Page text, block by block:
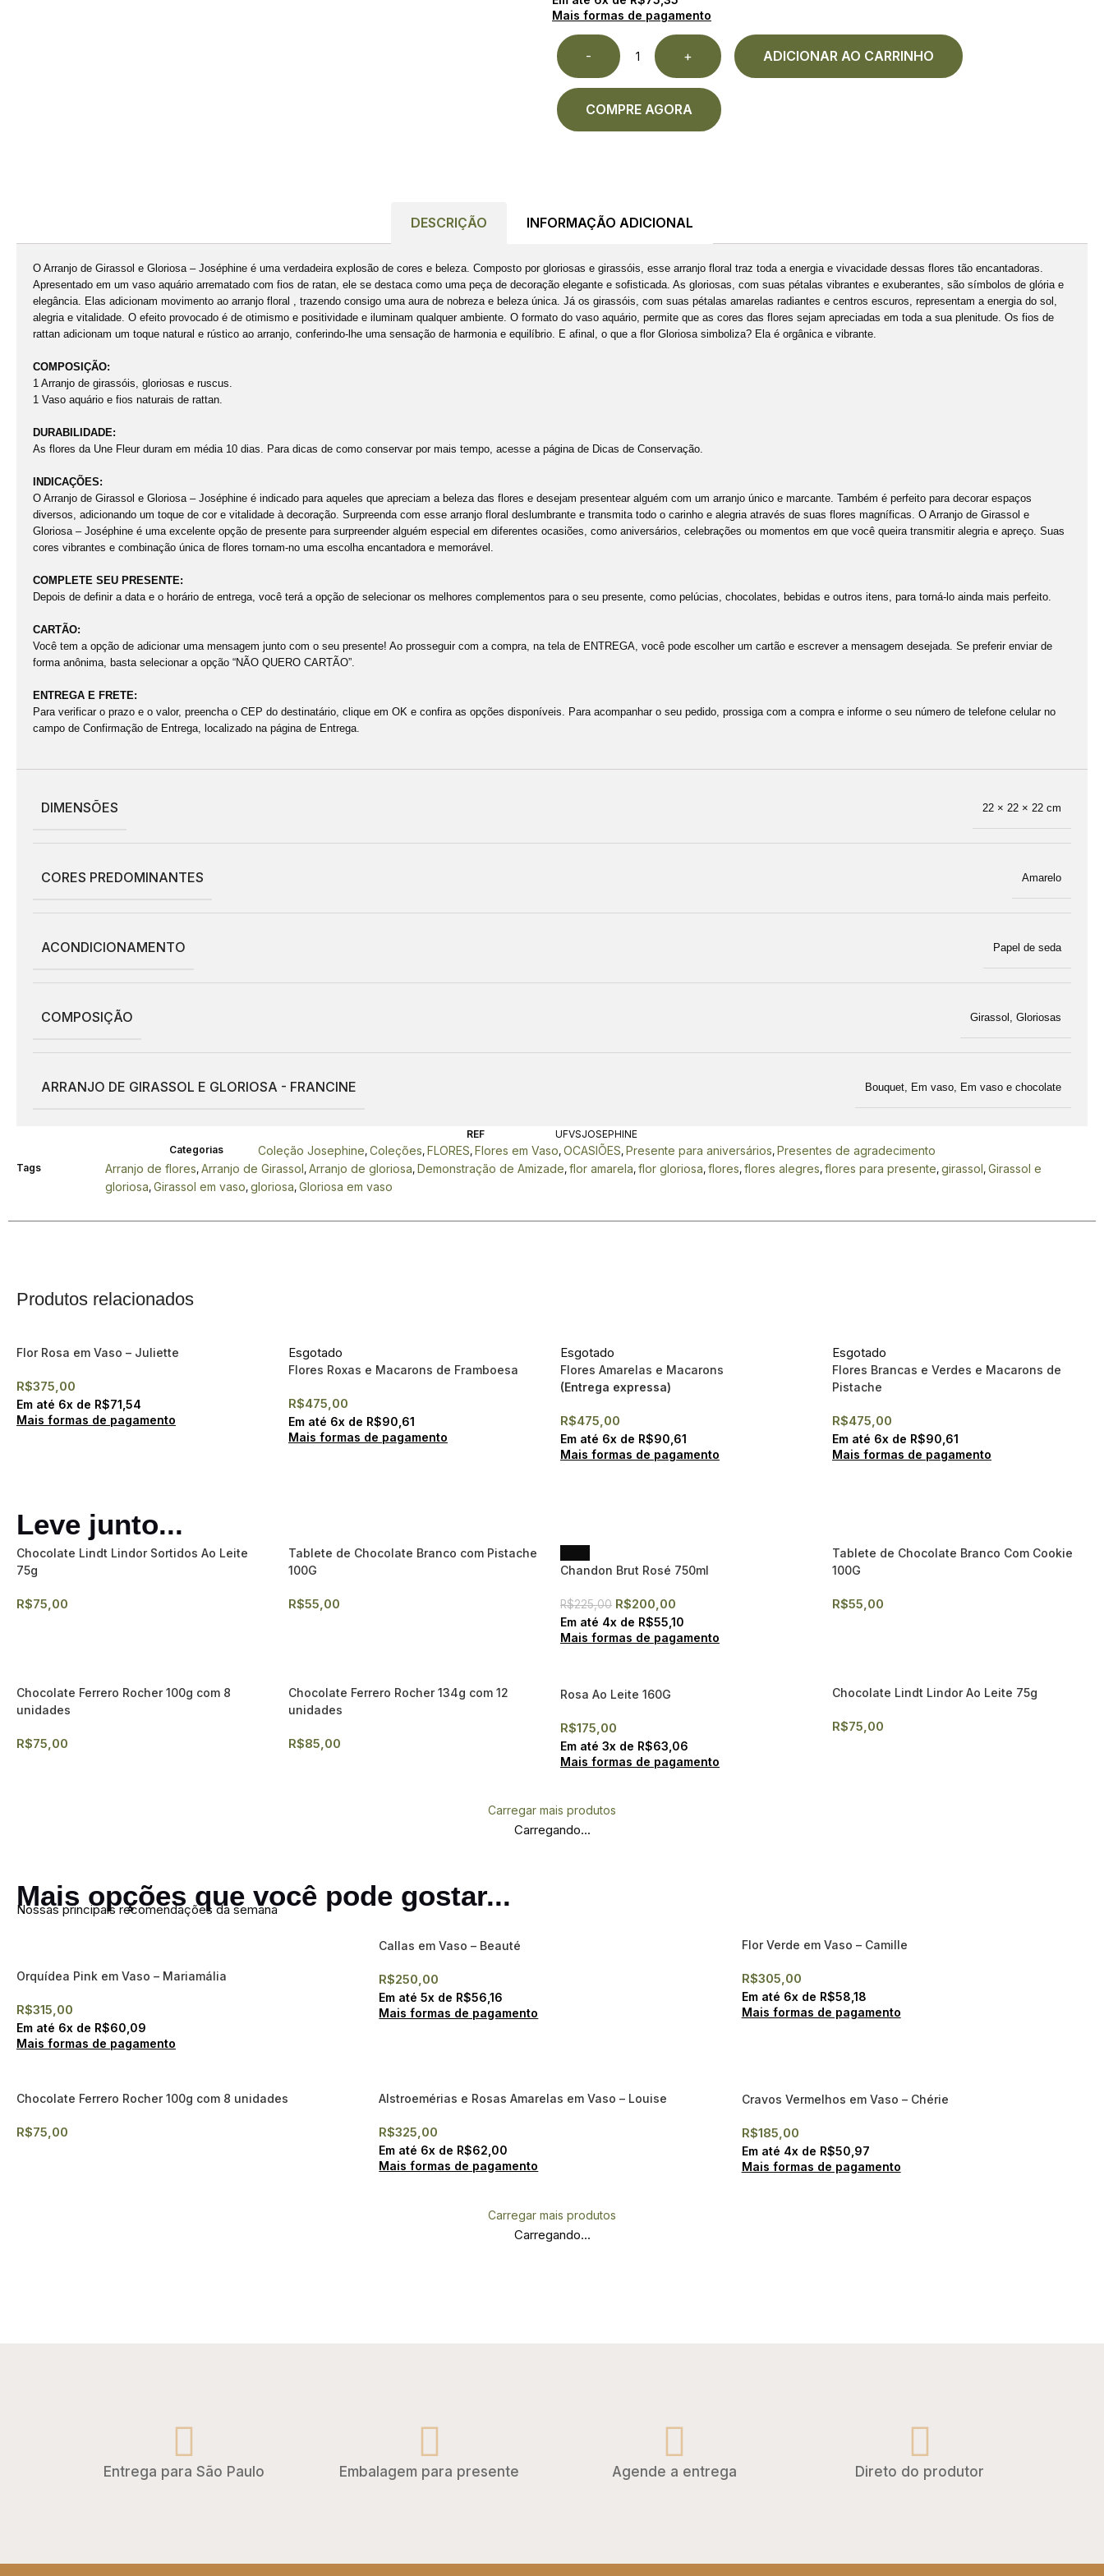
Mais formas de pagamento
- + ADICIONAR AO CARRINHO
COMPRE AGORA
Produtos relacionados
Flor Rosa em Vaso – Juliette
R$375,00
Em até 6x de R$71,54
Mais formas de pagamento
Esgotado
Flores Roxas e Macarons de Framboesa
R$475,00
Em até 6x de R$90,61
Mais formas de pagamento
Esgotado
Flores Amarelas e Macarons
(Entrega expressa)
R$475,00
Em até 6x de R$90,61
Mais formas de pagamento
Esgotado
Flores Brancas e Verdes e Macarons de
Pistache
R$475,00
Em até 6x de R$90,61
Mais formas de pagamento
Leve junto...
Chocolate Lindt Lindor Sortidos Ao Leite
75g
R$75,00
Tablete de Chocolate Branco com Pistache
100G
R$55,00
Chandon Brut Rosé 750ml
R$225,00 R$200,00
Em até 4x de R$55,10
Mais formas de pagamento
Tablete de Chocolate Branco Com Cookie
100G
R$55,00
Chocolate Ferrero Rocher 100g com 8
unidades
R$75,00
Chocolate Ferrero Rocher 134g com 12
unidades
R$85,00
Rosa Ao Leite 160G
R$175,00
Em até 3x de R$63,06
Mais formas de pagamento
Chocolate Lindt Lindor Ao Leite 75g
R$75,00
Carregar mais produtos
Carregando...
Mais opções que você pode gostar...
Nossas principais recomendações da semana
Orquídea Pink em Vaso – Mariamália
R$315,00
Em até 6x de R$60,09
Mais formas de pagamento
Callas em Vaso – Beauté
R$250,00
Em até5x de R$56,16
Mais formas de pagamento
Flor Verde em Vaso – Camille
R$305,00
Em até 6x de R$58,18
Mais formas de pagamento
Chocolate Ferrero Rocher 100g com 8 unidades
R$75,00
Alstroemérias e Rosas Amarelas em Vaso – Louise
R$325,00
Em até 6x de R$62,00
Mais formas de pagamento
Cravos Vermelhos em Vaso – Chérie
R$185,00
Em até 4x de R$50,97
Mais formas de pagamento
Carregar mais produtos
Carregando...
DESCRIÇÃO INFORMAÇÃO ADICIONAL
O Arranjo de Girassol e Gloriosa – Joséphine é uma verdadeira explosão de cores e beleza. Composto por gloriosas e girassóis, esse arranjo floral traz toda a energia e vivacidade dessas flores tão encantadoras.
Apresentado em um vaso aquário arrematado com fios de ratan, ele se destaca como uma peça de decoração elegante e sofisticada. As gloriosas, com suas pétalas vibrantes e exuberantes, são símbolos de glória e
elegância. Elas adicionam movimento ao arranjo floral , trazendo consigo uma aura de nobreza e beleza única. Já os girassóis, com suas pétalas amarelas radiantes e centros escuros, representam a energia do sol,
alegria e vitalidade. O efeito provocado é de otimismo e positividade e iluminam qualquer ambiente. O formato do vaso aquário, permite que as cores das flores sejam apreciadas em toda a sua plenitude. Os fios de
rattan adicionam um toque natural e rústico ao arranjo, conferindo-lhe uma sensação de harmonia e equilíbrio. E afinal, o que a flor Gloriosa simboliza? Ela é orgânica e vibrante.
COMPOSIÇÃO:
1 Arranjo de girassóis, gloriosas e ruscus.
1 Vaso aquário e fios naturais de rattan.
DURABILIDADE:
As flores da Une Fleur duram em média 10 dias. Para dicas de como conservar por mais tempo, acesse a página de Dicas de Conservação.
INDICAÇÕES:
O Arranjo de Girassol e Gloriosa – Joséphine é indicado para aqueles que apreciam a beleza das flores e desejam presentear alguém com um arranjo único e marcante. Também é perfeito para decorar espaços
diversos, adicionando um toque de cor e vitalidade à decoração. Surpreenda com esse arranjo floral deslumbrante e transmita todo o carinho e alegria através de suas flores magníficas. O Arranjo de Girassol e
Gloriosa – Joséphine é uma excelente opção de presente para surpreender alguém especial em diferentes ocasiões, como aniversários, celebrações ou momentos em que você queira transmitir alegria e apreço. Suas
cores vibrantes e combinação única de flores tornam-no uma escolha encantadora e memorável.
COMPLETE SEU PRESENTE:
Depois de definir a data e o horário de entrega, você terá a opção de selecionar os melhores complementos para o seu presente, como pelúcias, chocolates, bebidas e outros itens, para torná-lo ainda mais perfeito.
CARTÃO:
Você tem a opção de adicionar uma mensagem junto com o seu presente! Ao prosseguir com a compra, na tela de ENTREGA, você pode escolher um cartão e escrever a mensagem desejada. Se preferir enviar de
forma anônima, basta selecionar a opção “NÃO QUERO CARTÃO”.
ENTREGA E FRETE:
Para verificar o prazo e o valor, preencha o CEP do destinatário, clique em OK e confira as opções disponíveis. Para acompanhar o seu pedido, prossiga com a compra e informe o seu número de telefone celular no
campo de Confirmação de Entrega, localizado na página de Entrega.
DIMENSÕES 22 × 22 × 22 cm
CORES PREDOMINANTES Amarelo
ACONDICIONAMENTO Papel de seda
COMPOSIÇÃO Girassol Gloriosas
ARRANJO DE GIRASSOL E GLORIOSA - FRANCINE Bouquet Em vaso Em vaso e chocolate
REF
UFVSJOSEPHINE
Categorias
Coleção Josephine, Coleções, FLORES, Flores em Vaso, OCASIÕES, Presente para aniversários, Presentes de agradecimento
Tags Arranjo de flores, Arranjo de Girassol, Arranjo de gloriosa, Demonstração de Amizade, flor amarela, flor gloriosa, flores, flores alegres, flores para presente, girassol, Girassol e
gloriosa, Girassol em vaso, gloriosa, Gloriosa em vaso
Entrega para São Paulo Embalagem para presente Agende a entrega Direto do produtor